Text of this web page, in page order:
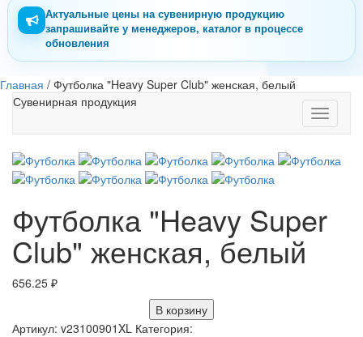
Актуальные цены на сувенирную продукцию
запрашивайте у менеджеров, каталог в процессе
обновления
Главная / Футболка "Heavy Super Club" женская, белый
Toggle
Сувенирная продукция
Футболка "Heavy Super
Club" женская, белый
656.25 ₽
В корзину
Артикул: v23100901XL Категория: